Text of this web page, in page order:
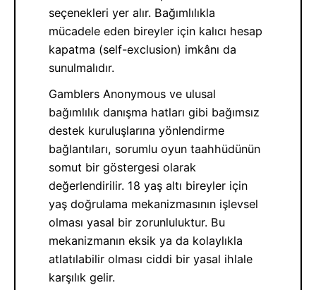
seçenekleri yer alır. Bağımlılıkla
mücadele eden bireyler için kalıcı hesap
kapatma (self-exclusion) imkânı da
sunulmalıdır.
Gamblers Anonymous ve ulusal
bağımlılık danışma hatları gibi bağımsız
destek kuruluşlarına yönlendirme
bağlantıları, sorumlu oyun taahhüdünün
somut bir göstergesi olarak
değerlendirilir. 18 yaş altı bireyler için
yaş doğrulama mekanizmasının işlevsel
olması yasal bir zorunluluktur. Bu
mekanizmanın eksik ya da kolaylıkla
atlatılabilir olması ciddi bir yasal ihlale
karşılık gelir.